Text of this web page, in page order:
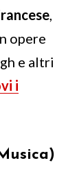
opere
e altri
i